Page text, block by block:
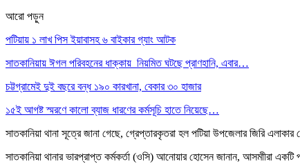
আরো পড়ুন
পটিয়ায় ১ লাখ পিস ইয়াবাসহ ৬ বাইকার গ্যাং আটক
সাতকানিয়ায় ঈগল পরিবহনের ধাক্কায় নিয়মিত ঘটছে প্রাণহানি, এবার…
চট্টগ্রামেই দুই বছরে বন্ধ ১৯০ কারখানা, বেকার ৩০ হাজার
১৫ই আগষ্ট স্মরণে কালো ব্যাজ ধারণের কর্মসূচি হাতে নিয়েছে…
সাতকানিয়া থানা সূত্রে জানা গেছে, গ্রেপ্তারকৃতরা হল পটিয়া উপজেলার জিরি
সাতকানিয়া থানার ভারপ্রাপ্ত কর্মকর্তা (ওসি) আনোয়ার হোসেন জানান, আসমাীরা